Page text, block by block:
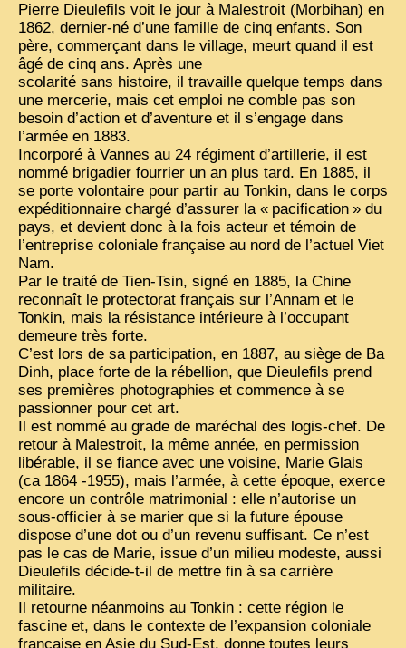
1908, RÉVOLTE
ANNAM CENTRE
COCHINCHINE
LES ETHNIES
LAOS
CAMBODGE
REMARQUABLES
VIETNAM 1950
ALBUMS DE FAMILLE
INDOCHINE HISTORIQUE
ARMÉE, JUSTICE, EDUCATION, RELIGION...
MÉTIERS, FÊTES, TRANSPORTS
TRADITIONS ET MODERNITÉ
INSOLITES
EN DIRECT
ENQUÊTES
L’ ACTU
2025 LAOS 1950 CPSM
2026 PERI, VIÊT-CONG
VIETNAM
Pierre Dieulefils voit le jour à Malestroit (Morbihan) en
1862, dernier-né d’une famille de cinq enfants. Son
père, commerçant dans le village, meurt quand il est
âgé de cinq ans. Après une
scolarité sans histoire, il travaille quelque temps dans
une mercerie, mais cet emploi ne comble pas son
besoin d’action et d’aventure et il s’engage dans
l’armée en 1883.
Incorporé à Vannes au 24 régiment d’artillerie, il est
nommé brigadier fourrier un an plus tard. En 1885, il
se porte volontaire pour partir au Tonkin, dans le corps
expéditionnaire chargé d’assurer la « pacification » du
pays, et devient donc à la fois acteur et témoin de
l’entreprise coloniale française au nord de l’actuel Viet
Nam.
Par le traité de Tien-Tsin, signé en 1885, la Chine
reconnaît le protectorat français sur l’Annam et le
Tonkin, mais la résistance intérieure à l’occupant
demeure très forte.
C’est lors de sa participation, en 1887, au siège de Ba
Dinh, place forte de la rébellion, que Dieulefils prend
ses premières photographies et commence à se
passionner pour cet art.
Il est nommé au grade de maréchal des logis-chef. De
retour à Malestroit, la même année, en permission
libérable, il se fiance avec une voisine, Marie Glais
(ca 1864 -1955), mais l’armée, à cette époque, exerce
encore un contrôle matrimonial : elle n’autorise un
sous-officier à se marier que si la future épouse
dispose d’une dot ou d’un revenu suffisant. Ce n’est
pas le cas de Marie, issue d’un milieu modeste, aussi
Dieulefils décide-t-il de mettre fin à sa carrière
militaire.
Il retourne néanmoins au Tonkin : cette région le
fascine et, dans le contexte de l’expansion coloniale
française en Asie du Sud-Est, donne toutes leurs